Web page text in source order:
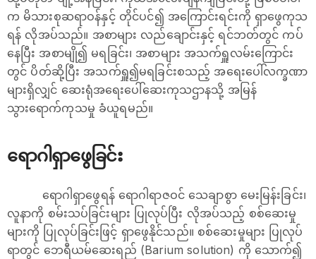
က မိသားစုဆရာဝန်နှင့် တိုင်ပင်၍ အကြောင်းရင်းကို ရှာဖွေကုသ
ရန် လိုအပ်သည်။ အစာများ လည်ချောင်းနှင့် ရင်ဘတ်တွင် ကပ်
နေပြီး အစာမျို၍ မရခြင်း၊ အစာများ အသက်ရှူလမ်းကြောင်း
တွင် ပိတ်ဆို့ပြီး အသက်ရှူ၍မရခြင်းစသည့် အရေးပေါ်လက္ခဏာ
များရှိလျှင် ဆေးရုံအရေးပေါ်ဆေးကုသဌာနသို့ အမြန်
သွားရောက်ကုသမှု ခံယူရမည်။
ရောဂါရှာဖွေခြင်း
ရောဂါရှာဖွေရန် ရောဂါရာဇဝင် သေချာစွာ မေးမြန်းခြင်း၊
လူနာကို စမ်းသပ်ခြင်းများ ပြုလုပ်ပြီး လိုအပ်သည့် စစ်ဆေးမှု
များကို ပြုလုပ်ခြင်းဖြင့် ရှာဖွေနိုင်သည်။ စစ်ဆေးမှုများ ပြုလုပ်
ရာတွင် ဘေရီယမ်ဆေးရည် (Barium solution) ကို သောက်၍